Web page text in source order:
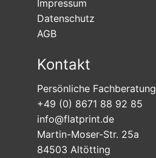
Impressum
Datenschutz
AGB
Kontakt
Persönliche Fachberatung
+49 (0) 8671 88 92 85
info@flatprint.de
Martin-Moser-Str. 25a
84503 Altötting